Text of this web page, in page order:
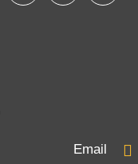
Email